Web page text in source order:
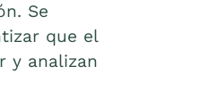
Se
que el
y analizan